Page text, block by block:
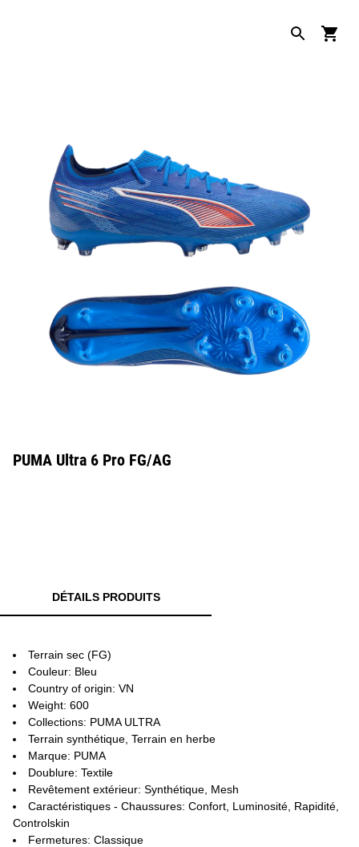
PUMA Ultra 6 Pro FG/AG
DÉTAILS PRODUITS
Terrain sec (FG)
Couleur: Bleu
Country of origin: VN
Weight: 600
Collections: PUMA ULTRA
Terrain synthétique, Terrain en herbe
Marque: PUMA
Doublure: Textile
Revêtement extérieur: Synthétique, Mesh
Caractéristiques - Chaussures: Confort, Luminosité, Rapidité,
Controlskin
Fermetures: Classique